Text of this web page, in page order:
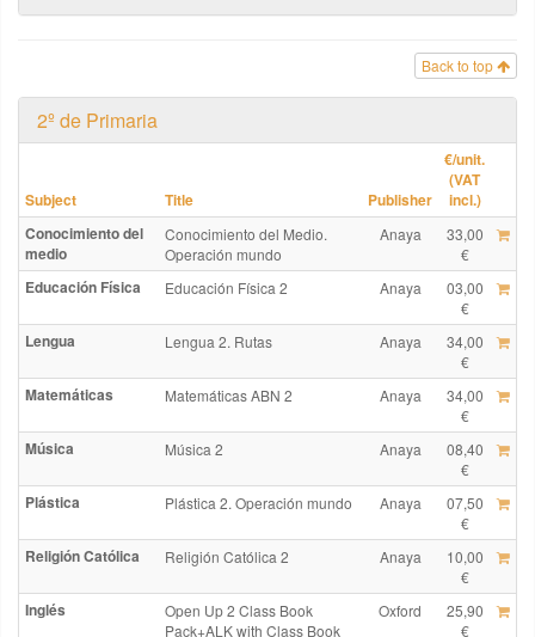
Back to top
2º de Primaria
Subject Title Publisher
€/unit.
(VAT
incl.)
Conocimiento del
medio
Conocimiento del Medio.
Operación mundo
Anaya
33,00
€
Educación Física Educación Física 2 Anaya
03,00
€
Lengua Lengua 2. Rutas Anaya
34,00
€
Matemáticas Matemáticas ABN 2 Anaya
34,00
€
Música Música 2 Anaya
08,40
€
Plástica Plástica 2. Operación mundo Anaya
07,50
€
Religión Católica Religión Católica 2 Anaya
10,00
€
Inglés
Open Up 2 Class Book
Pack+ALK with Class Book
Oxford
25,90
€